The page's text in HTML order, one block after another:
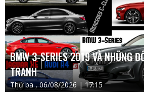
BMW 3-SERIES 2019 VÀ NHỮNG
TRANH
Thứ ba , 06/08/2026 | 17:15